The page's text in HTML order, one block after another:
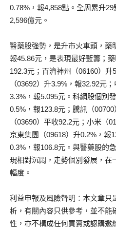
0.78%，報4,858點。全周累升
2,596億元。
醫藥股強勢，是升市火車頭，藥
報45.86元，是表現最好藍籌；
192.3元；百濟神州（06160）
（03692）升3.9%，報32.92元
3.3%，報5.095元。科網股個別
0.5%，報123.8元；騰訊（
（03690）平收92.2元；小米（
京東集團（09618）升0.2%，報
0.3%，報106.8元。與醫藥股的
現相對沉悶，走勢個別發展，在
幅度。
利益申報及風險聲明：本文章只
析，有關內容只供參考，並不能
性，亦不構成任何買賣或認購邀